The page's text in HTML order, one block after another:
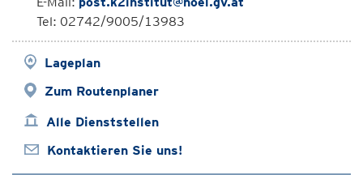
Tel: 02742/9005/13983
Lageplan
Zum Routenplaner
Alle Dienststellen
Kontaktieren Sie uns!